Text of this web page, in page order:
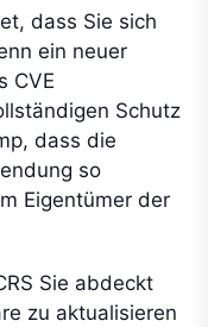
dass Sie sich
ein neuer
CVE
Schutz
dass die
so
Eigentümer der
Sie abdeckt
zu aktualisieren